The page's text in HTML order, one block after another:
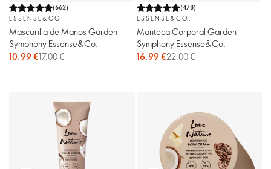
(662)
ESSENSE&CO.
Mascarilla de Manos Garden
Symphony Essense&Co.
10,99 €17,00 €
(478)
ESSENSE&CO.
Manteca Corporal Garden
Symphony Essense&Co.
16,99 €22,00 €